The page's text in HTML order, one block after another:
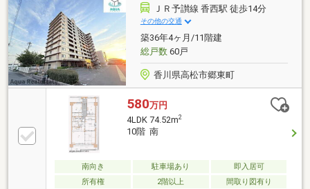
象物件につき、住んでからも安心！◆美装完了後、２
０２６年２月６日から内覧可！是非、ご気軽にお問合
せださいませ！
ＪＲ予讃線 香西駅 徒歩14分
その他の交通
築36年4ヶ月/11階建
総戸数60戸
香川県高松市郷東町
580万円
4LDK 74.52m2
10階 南
南向き 駐車場あり
即入居可
所有権
2階以上 間取り図有り